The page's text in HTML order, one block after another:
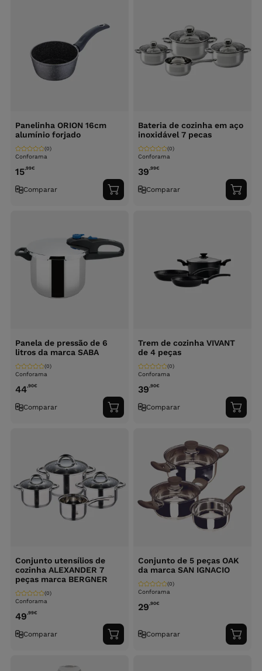
Panelinha ORION 16cm
alumínio forjado
Conforama
(0)
15,99€
Comparar
Adicionar
ao
Bateria de cozinha em aço
inoxidável 7 pecas
Conforama
(0)
39,99€
Comparar
ao
Panela de pressão de 6
litros da marca SABA
Conforama
(0)
44,90€
Comparar
Adicionar
ao
Trem de cozinha VIVANT
de 4 peças
Conforama
(0)
39,90€
Comparar
ao
Conjunto utensílios de
cozinha ALEXANDER 7
peças marca BERGNER
Conforama
(0)
49,99€
Comparar
Adicionar
ao
Conjunto de 5 peças OAK
da marca SAN IGNACIO
Conforama
(0)
29,90€
Comparar
ao